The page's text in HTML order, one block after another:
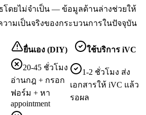
ธโดยไม่จำเป็น — ข้อมูลด้านล่างช่วยให้
ามเป็นจริงของกระบวนการในปัจจุบัน
ยื่นเอง (DIY) ใช้บริการ iVC
20-45 ชั่วโมง
อ่านกฎ + กรอก
ฟอร์ม + หา
appointment
1-2 ชั่วโมง ส่ง
เอกสารให้ iVC แล้ว
รอผล